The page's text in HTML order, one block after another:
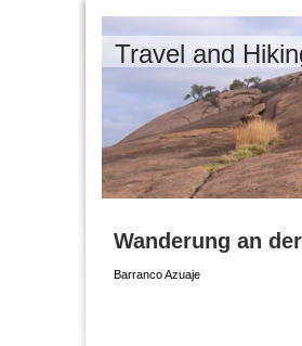
Travel and
Wanderung an
Barranco Azuaje